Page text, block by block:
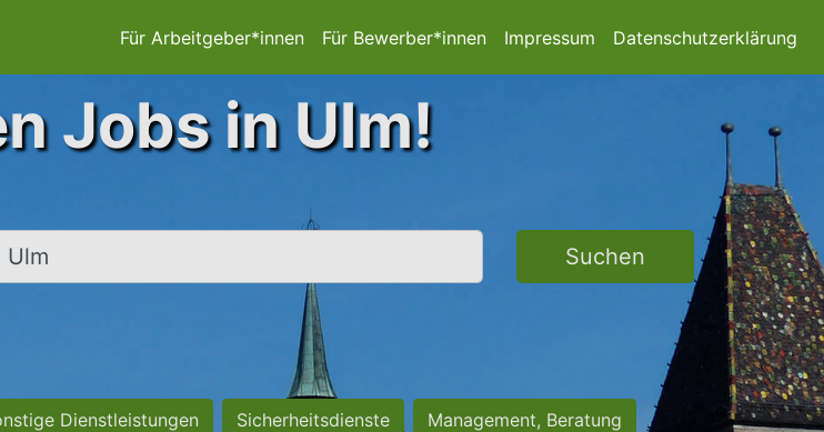
Für Arbeitgeber*innen Für Bewerber*innen Impressum Datenschutzerklärung
Jobs in Ulm!
Ort, Stadt Suchen
Dienstleistungen Sicherheitsdienste Management, Beratung